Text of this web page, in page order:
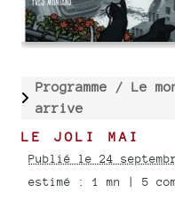
Programme / Le
arrive
LE JOLI MAI
Publié le 24
estimé : 1 mn | 5